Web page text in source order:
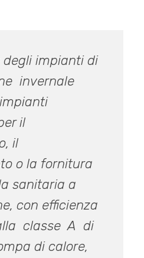
impianti di
invernale
il
il
o la fornitura
sanitaria a
con efficienza
classe A di
di calore,